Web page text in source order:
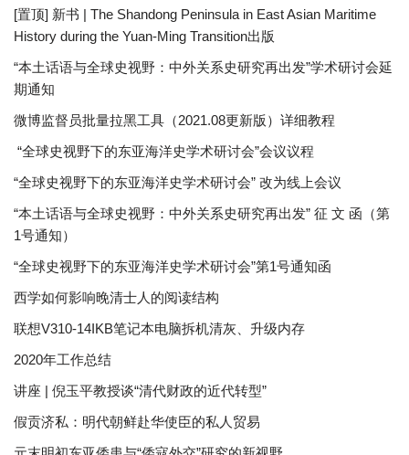
[置顶] 新书 | The Shandong Peninsula in East Asian Maritime
History during the Yuan-Ming Transition出版
“本土话语与全球史视野：中外关系史研究再出发”学术研讨会延
期通知
微博监督员批量拉黑工具（2021.08更新版）详细教程
“全球史视野下的东亚海洋史学术研讨会”会议议程
“全球史视野下的东亚海洋史学术研讨会” 改为线上会议
“本土话语与全球史视野：中外关系史研究再出发” 征 文 函（第
1号通知）
“全球史视野下的东亚海洋史学术研讨会”第1号通知函
西学如何影响晚清士人的阅读结构
联想V310-14IKB笔记本电脑拆机清灰、升级内存
2020年工作总结
讲座 | 倪玉平教授谈“清代财政的近代转型”
假贡济私：明代朝鲜赴华使臣的私人贸易